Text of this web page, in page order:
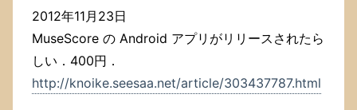
2012年11月23日
MuseScore の Android アプリがリリースされたら
しい．400円．
http://knoike.seesaa.net/article/303437787.html